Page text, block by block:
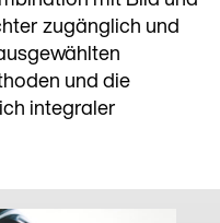
zugänglich und
und die
integraler